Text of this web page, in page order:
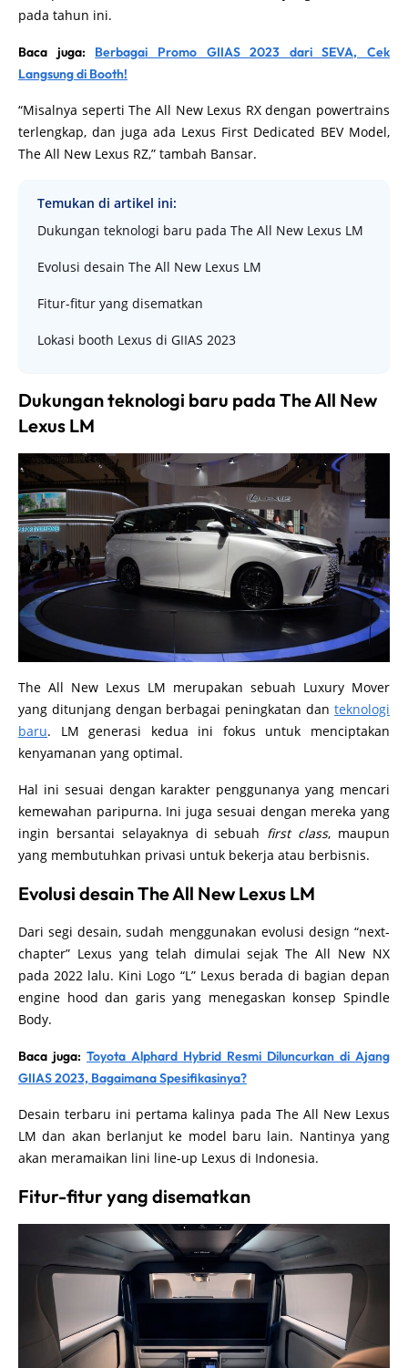
pada tahun ini.
Baca juga: Berbagai Promo GIIAS 2023 dari SEVA, Cek
Langsung di Booth!
“Misalnya seperti The All New Lexus RX dengan powertrains
terlengkap, dan juga ada Lexus First Dedicated BEV Model,
The All New Lexus RZ,” tambah Bansar.
Temukan di artikel ini:
Dukungan teknologi baru pada The All New Lexus LM
Evolusi desain The All New Lexus LM
Fitur-fitur yang disematkan
Lokasi booth Lexus di GIIAS 2023
Dukungan teknologi baru pada The All New
Lexus LM
The All New Lexus LM merupakan sebuah Luxury Mover
yang ditunjang dengan berbagai peningkatan dan teknologi
baru. LM generasi kedua ini fokus untuk menciptakan
kenyamanan yang optimal.
Hal ini sesuai dengan karakter penggunanya yang mencari
kemewahan paripurna. Ini juga sesuai dengan mereka yang
ingin bersantai selayaknya di sebuah first class, maupun
yang membutuhkan privasi untuk bekerja atau berbisnis.
Evolusi desain The All New Lexus LM
Dari segi desain, sudah menggunakan evolusi design “next-
chapter” Lexus yang telah dimulai sejak The All New NX
pada 2022 lalu. Kini Logo “L” Lexus berada di bagian depan
engine hood dan garis yang menegaskan konsep Spindle
Body.
Baca juga: Toyota Alphard Hybrid Resmi Diluncurkan di Ajang
GIIAS 2023, Bagaimana Spesifikasinya?
Desain terbaru ini pertama kalinya pada The All New Lexus
LM dan akan berlanjut ke model baru lain. Nantinya yang
akan meramaikan lini line-up Lexus di Indonesia.
Fitur-fitur yang disematkan